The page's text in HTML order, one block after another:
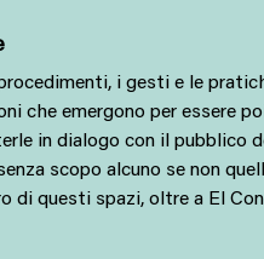
i gesti e le
che emergono per essere
in dialogo con il pubblico
scopo alcuno se non
di questi spazi, oltre a El